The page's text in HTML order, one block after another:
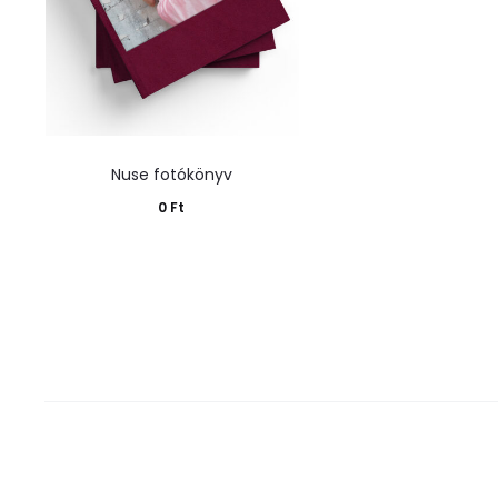
Nuse fotókönyv
0 Ft